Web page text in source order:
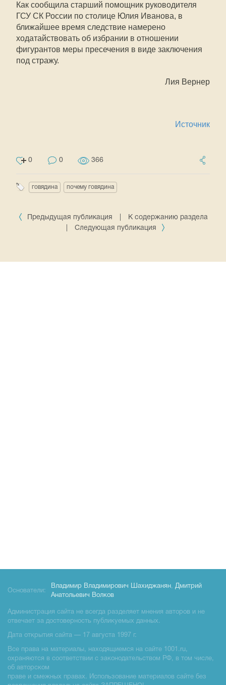
Как сообщила старший помощник руководителя
ГСУ СК России по столице Юлия Иванова, в
ближайшее время следствие намерено
ходатайствовать об избрании в отношении
фигурантов меры пресечения в виде заключения
под стражу.
Лия Вернер
Источник
0 0 366
говядина почему говядина
Предыдущая публикация
К содержанию раздела
Следующая публикация
Основатели:
Владимир Владимирович Шахиджанян, Дмитрий
Анатольевич Волков
Администрация сайта не всегда разделяет мнения авторов и не
отвечает за достоверность публикуемых данных.
Дата открытия сайта — 17 августа 1997 г.
Все права на материалы, находящиемся на сайте 1001.ru,
охраняются в соответствии с законодательством РФ, в том числе,
об авторском
праве и смежных правах. Использование материалов сайте без